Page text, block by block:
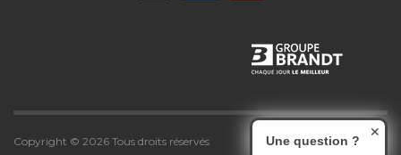
Copyright © 2026 Tous droits réservés Une question ?
✕